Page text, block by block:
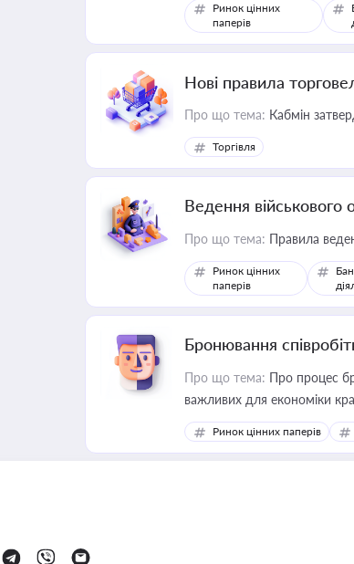
Ринок цінних
паперів
Нові правила
Про що тема: Кабмін
Торгівля
Ведення військового
Про що тема: Правила
Ринок цінних
паперів
Бронювання
Про що тема: Про процес
важливих для економіки
Ринок цінних паперів